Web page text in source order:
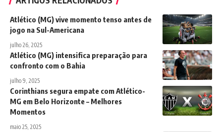
Atlético (MG) vive momento tenso antes de
jogo na Sul-Americana
julho 26, 2025
Atlético (MG) intensifica preparação para
confronto com o Bahia
julho 9, 2025
Corinthians segura empate com Atlético-
MG em Belo Horizonte – Melhores
Momentos
maio 25, 2025